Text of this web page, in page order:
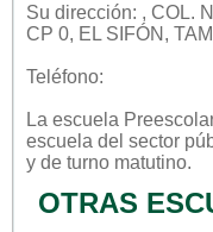
Su dirección: , COL.
CP 0, EL SIFÓN,
Teléfono:
La escuela
escuela del sector
y de turno matutino.
OTRAS